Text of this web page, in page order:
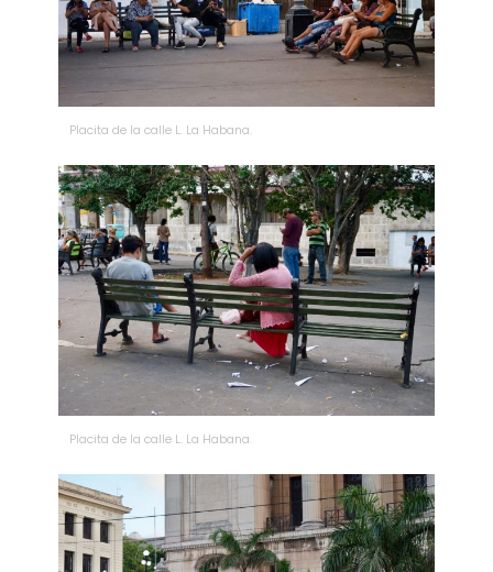
Placita de la calle L. La Habana.
Placita de la calle L. La Habana.